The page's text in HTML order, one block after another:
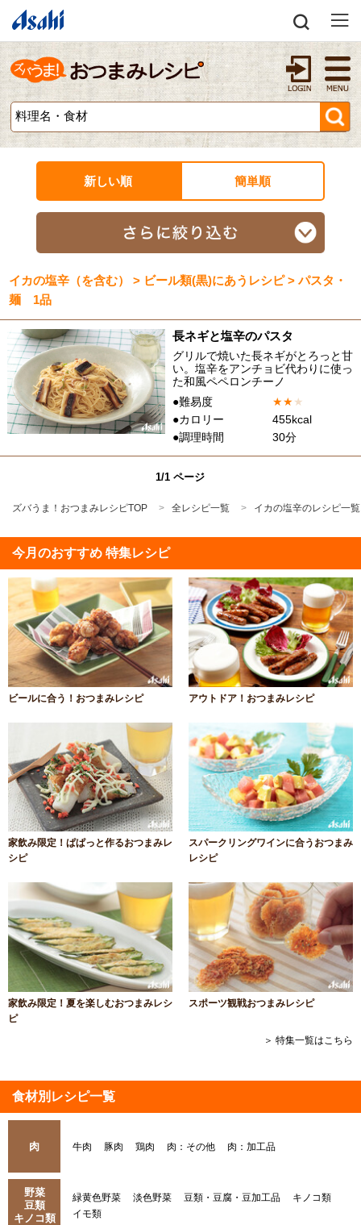
新しい順 簡単順
イカの塩辛（を含む） > ビール類(黒)にあうレシピ > パスタ・
麺 1品
長ネギと塩辛のパスタ
グリルで焼いた長ネギがとろっと甘
い。塩辛をアンチョビ代わりに使っ
た和風ペペロンチーノ
●難易度
★★★
●カロリー
455kcal
●調理時間
30分
1/1 ページ
ズバうま！おつまみレシピTOP 全レシピ一覧 イカの塩辛のレシピ一覧
今月のおすすめ 特集レシピ
ビールに合う！おつまみレシピ アウトドア！おつまみレシピ
家飲み限定！ぱぱっと作るおつまみレ
シピ
スパークリングワインに合うおつまみ
レシピ
家飲み限定！夏を楽しむおつまみレシ
ピ
スポーツ観戦おつまみレシピ
＞ 特集一覧はこちら
食材別レシピ一覧
肉 牛肉 豚肉 鶏肉 肉：その他 肉：加工品
野菜
豆類
キノコ類
緑黄色野菜 淡色野菜 豆類・豆腐・豆加工品
キノコ類
イモ類